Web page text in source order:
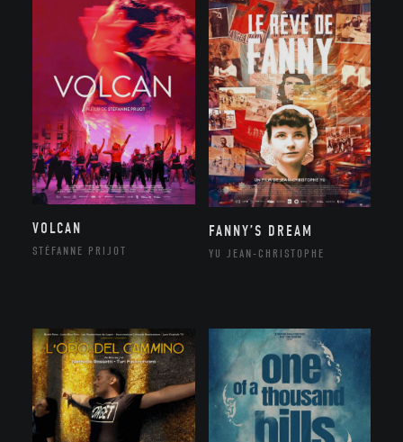
VOLCAN
STÉFANNE PRIJOT
FANNY’S DREAM
YU JEAN-CHRISTOPHE